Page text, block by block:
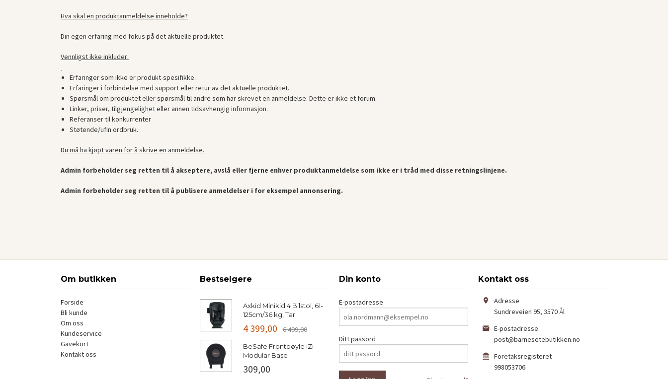
Hva skal en produktanmeldelse inneholde?
Din egen erfaring med fokus på det aktuelle produktet.
Vennligst ikke inkluder:
Erfaringer som ikke er produkt-spesifikke.
Erfaringer i forbindelse med support eller retur av det aktuelle produktet.
Spørsmål om produktet eller spørsmål til andre som har skrevet en anmeldelse. Dette er ikke et forum.
Linker, priser, tilgjengelighet eller annen tidsavhengig informasjon.
Referanser til konkurrenter
Støtende/ufin ordbruk.
Du må ha kjøpt varen for å skrive en anmeldelse.
Admin forbeholder seg retten til å akseptere, avslå eller fjerne enhver produktanmeldelse som ikke er i tråd med disse retningslinjene.
Admin forbeholder seg retten til å publisere anmeldelser i for eksempel annonsering.
Om butikken
Forside
Bli kunde
Om oss
Kundeservice
Gavekort
Kontakt oss
Bestselgere
Axkid Minikid 4 Bilstol, 61-
125cm/36 kg, Tar
4 399,00 6 499,00
BeSafe Frontbøyle iZi
Modular Base
309,00
Din konto
E-postadresse
Ditt passord
Kontakt oss
Adresse
Sundreveien 95, 3570Ål
E-postadresse
post@barnesetebutikken.no
Foretaksregisteret
998053706